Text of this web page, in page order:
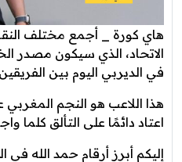
هاي كورة _ أجمع مختلف
الاتحاد، الذي سيكون مصدر
في الديربي اليوم بين
هذا اللاعب هو النجم المغربي
اعتاد دائمًا على التألق كلما
إليكم أبرز أرقام حمد الله في